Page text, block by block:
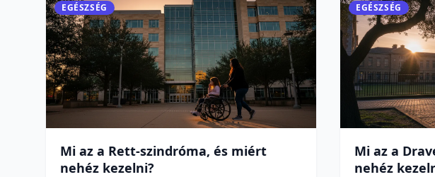
EGÉSZSÉG
Mi az a Rett-szindróma, és miért
nehéz kezelni?
EGÉSZSÉG
Mi az a
nehéz